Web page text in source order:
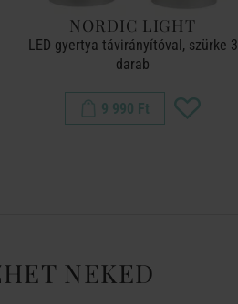
NORDIC LIGHT
LED gyertya távirányítóval, szürke 3
darab
9 990 Ft
NEKED